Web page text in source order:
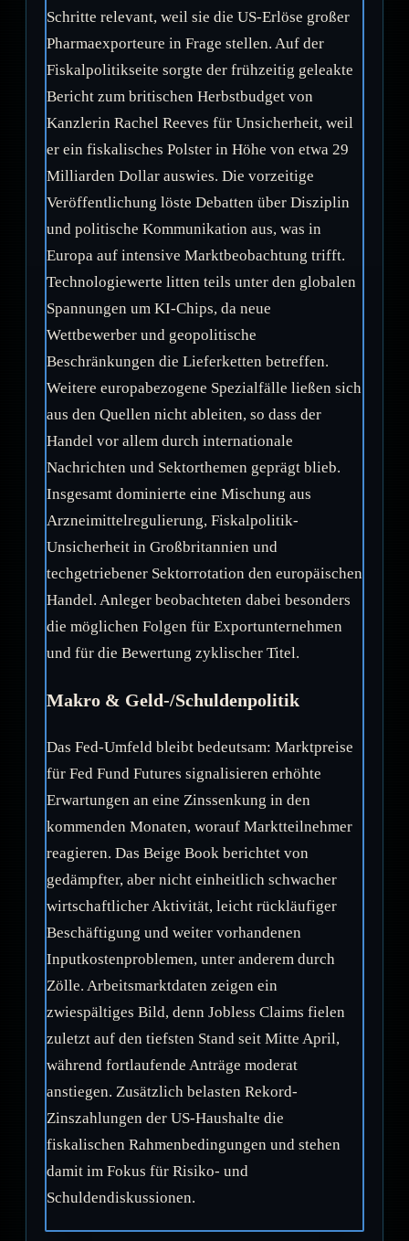
Schritte relevant, weil sie die US-Erlöse großer
Pharmaexporteure in Frage stellen. Auf der
Fiskalpolitikseite sorgte der frühzeitig geleakte
Bericht zum britischen Herbstbudget von
Kanzlerin Rachel Reeves für Unsicherheit, weil
er ein fiskalisches Polster in Höhe von etwa 29
Milliarden Dollar auswies. Die vorzeitige
Veröffentlichung löste Debatten über Disziplin
und politische Kommunikation aus, was in
Europa auf intensive Marktbeobachtung trifft.
Technologiewerte litten teils unter den globalen
Spannungen um KI-Chips, da neue
Wettbewerber und geopolitische
Beschränkungen die Lieferketten betreffen.
Weitere europabezogene Spezialfälle ließen sich
aus den Quellen nicht ableiten, so dass der
Handel vor allem durch internationale
Nachrichten und Sektorthemen geprägt blieb.
Insgesamt dominierte eine Mischung aus
Arzneimittelregulierung, Fiskalpolitik-
Unsicherheit in Großbritannien und
techgetriebener Sektorrotation den europäischen
Handel. Anleger beobachteten dabei besonders
die möglichen Folgen für Exportunternehmen
und für die Bewertung zyklischer Titel.
Makro & Geld-/Schuldenpolitik
Das Fed-Umfeld bleibt bedeutsam: Marktpreise
für Fed Fund Futures signalisieren erhöhte
Erwartungen an eine Zinssenkung in den
kommenden Monaten, worauf Marktteilnehmer
reagieren. Das Beige Book berichtet von
gedämpfter, aber nicht einheitlich schwacher
wirtschaftlicher Aktivität, leicht rückläufiger
Beschäftigung und weiter vorhandenen
Inputkostenproblemen, unter anderem durch
Zölle. Arbeitsmarktdaten zeigen ein
zwiespältiges Bild, denn Jobless Claims fielen
zuletzt auf den tiefsten Stand seit Mitte April,
während fortlaufende Anträge moderat
anstiegen. Zusätzlich belasten Rekord-
Zinszahlungen der US-Haushalte die
fiskalischen Rahmenbedingungen und stehen
damit im Fokus für Risiko- und
Schuldendiskussionen.